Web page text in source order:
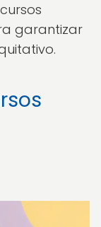
garantizar